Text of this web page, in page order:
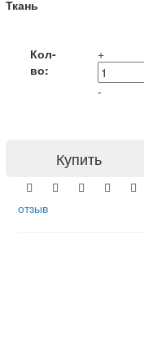
Ткань
Кол-
во:
+
-
Купить
отзыв